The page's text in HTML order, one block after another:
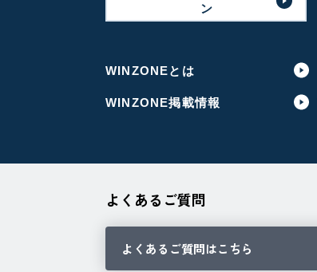
ン
WINZONEとは
WINZONE掲載情報
よくあるご質問
よくあるご質問はこちら